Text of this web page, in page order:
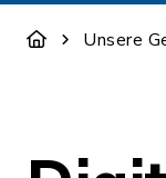
Unsere